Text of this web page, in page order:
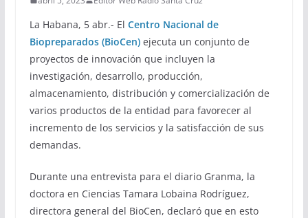
La Habana, 5 abr.- El Centro Nacional de
Biopreparados (BioCen)ejecuta un conjunto de
proyectos de innovación que incluyen la
investigación, desarrollo, producción,
almacenamiento, distribución y comercialización de
varios productos de la entidad para favorecer al
incremento de los servicios y la satisfacción de sus
demandas.
Durante una entrevista para el diario Granma, la
doctora en Ciencias Tamara Lobaina Rodríguez,
directora general del BioCen, declaró que en esto